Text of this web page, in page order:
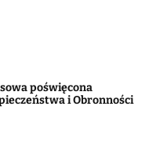
poświęcona
i Obronności